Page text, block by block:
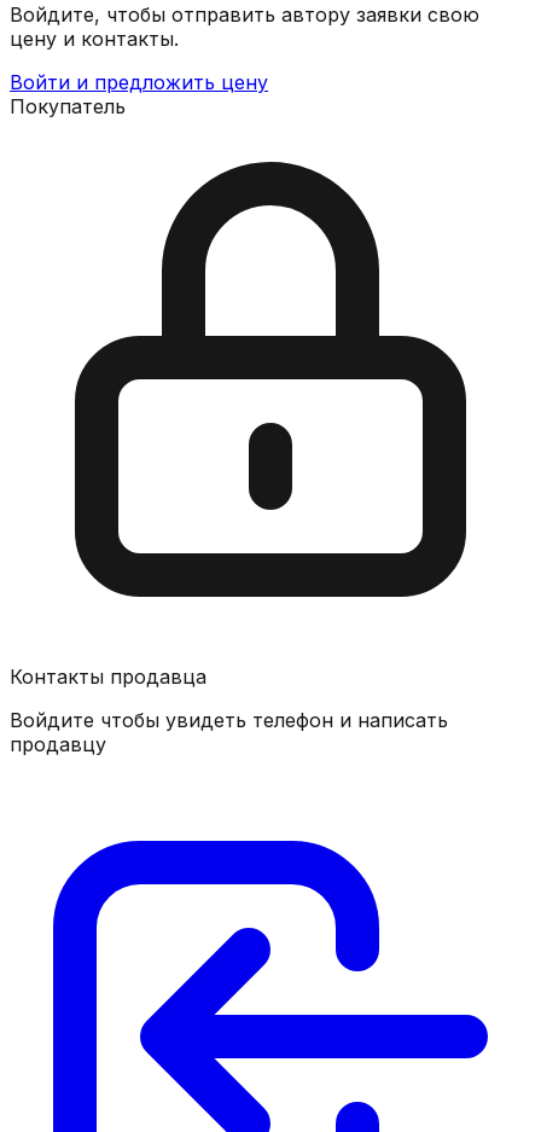
Войдите, чтобы отправить автору заявки свою
цену и контакты.
Войти и предложить цену
Покупатель
Контакты продавца
Войдите чтобы увидеть телефон и написать
продавцу